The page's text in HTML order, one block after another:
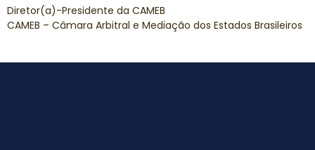
Diretor(a)-Presidente da CAMEB
CAMEB – Câmara Arbitral e Mediação dos Estados Brasileiros